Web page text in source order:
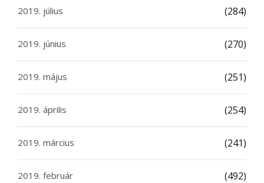
2019. július (284)
2019. június (270)
2019. május (251)
2019. április (254)
2019. március (241)
2019. február (492)